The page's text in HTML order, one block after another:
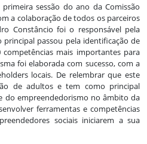
sessão do ano da Comissão
a colaboração de todos os parceiros
Constâncio foi o responsável pela
passou pela identificação de
mais importantes para
foi elaborada com sucesso, com a
locais. De relembrar que este
de adultos e tem como principal
do empreendedorismo no âmbito da
ferramentas e competências
sociais iniciarem a sua